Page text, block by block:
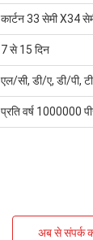
कार्टन 33 सेमी X34
7 से 15 दिन
एल/सी, डी/ए, डी/पी,
प्रति वर्ष 1000000
अब से संपर्क